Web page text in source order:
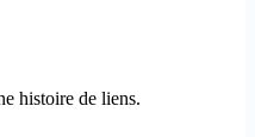
histoire de liens.